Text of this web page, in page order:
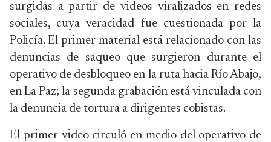
surgidas a partir de videos viralizados en redes
sociales, cuya veracidad fue cuestionada por la
Policía. El primer material está relacionado con las
denuncias de saqueo que surgieron durante el
operativo de desbloqueo en la ruta hacia Río Abajo,
en La Paz; la segunda grabación está vinculada con
la denuncia de tortura a dirigentes cobistas.
El primer video circuló en medio del operativo de